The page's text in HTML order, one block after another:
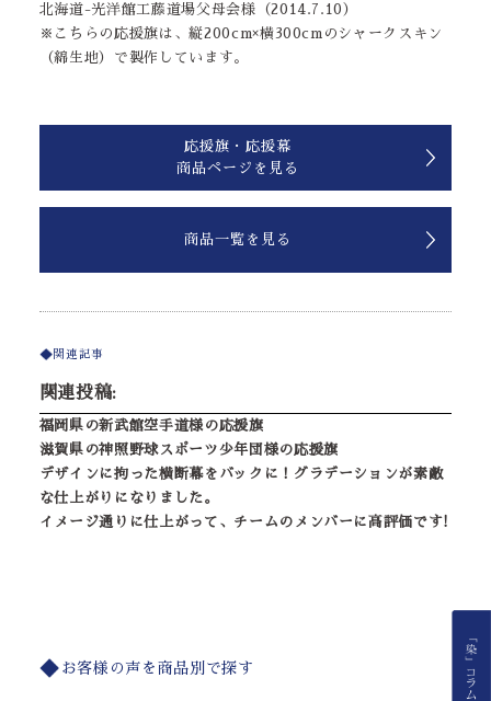
北海道-光洋館工藤道場父母会様（2014.7.10）
※こちらの応援旗は、縦200cm×横300cmのシャークスキン
（綿生地）で製作しています。
商品一覧を見る
応援旗・応援幕
商品ページを見る
関連記事
関連投稿:
福岡県の新武館空手道様の応援旗
滋賀県の神照野球スポーツ少年団様の応援旗
デザインに拘った横断幕をバックに！グラデーションが素敵
な仕上がりになりました。
イメージ通りに仕上がって、チームのメンバーに高評価です!
お客様の声を商品別で探す